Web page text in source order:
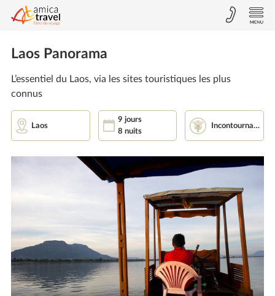
Laos Panorama
L’essentiel du Laos, via les sites touristiques les plus
connus
Laos
9 jours
8 nuits
Incontournables